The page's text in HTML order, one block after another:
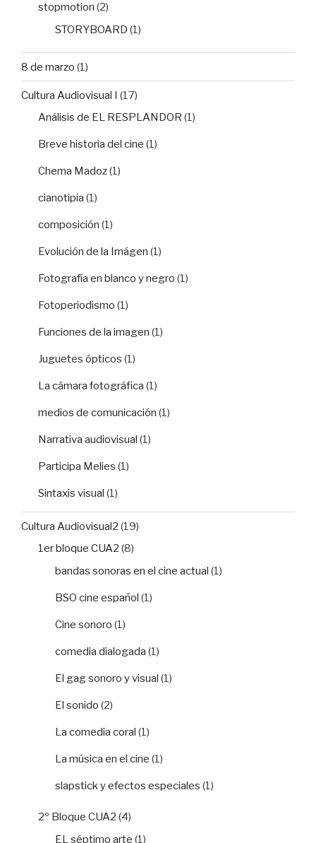
stopmotion (2)
STORYBOARD (1)
8 de marzo (1)
Cultura Audiovisual I (17)
Análisis de EL RESPLANDOR (1)
Breve historia del cine (1)
Chema Madoz(1)
cianotipia (1)
composición (1)
Evolución de la Imágen (1)
Fotografía en blanco y negro (1)
Fotoperiodismo (1)
Funciones de la imagen (1)
Juguetes ópticos (1)
La cámara fotográfica (1)
medios de comunicación (1)
Narrativa audiovisual (1)
Participa Melies (1)
Sintaxis visual (1)
Cultura Audiovisual2 (19)
1er bloque CUA2 (8)
bandas sonoras en el cine actual (1)
BSO cine español (1)
Cine sonoro (1)
comedia dialogada (1)
El gag sonoro y visual (1)
El sonido (2)
La comedia coral (1)
La música en el cine (1)
slapstick y efectos especiales (1)
2º Bloque CUA2 (4)
EL séptimo arte (1)